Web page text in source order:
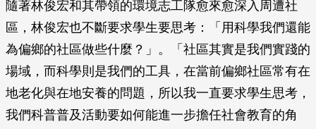
隨著林俊宏和其帶領的環境志工隊愈來愈深入周遭社
區，林俊宏也不斷要求學生要思考：「用科學我們還能
為偏鄉的社區做些什麼？」。「社區其實是我們實踐的
場域，而科學則是我們的工具，在當前偏鄉社區常有在
地老化與在地安養的問題，所以我一直要求學生思考，
我們科普普及活動要如何能進一步擔任社會教育的角